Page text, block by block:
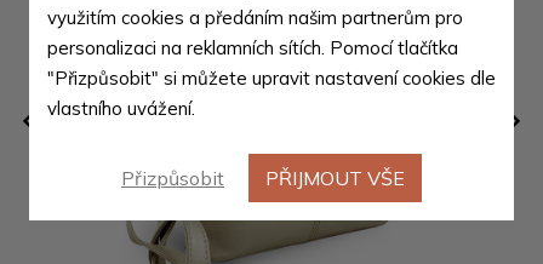
využitím cookies a předáním našim partnerům pro
personalizaci na reklamních sítích. Pomocí tlačítka
"Přizpůsobit" si můžete upravit nastavení cookies dle
vlastního uvážení.
Přizpůsobit PŘIJMOUT VŠE